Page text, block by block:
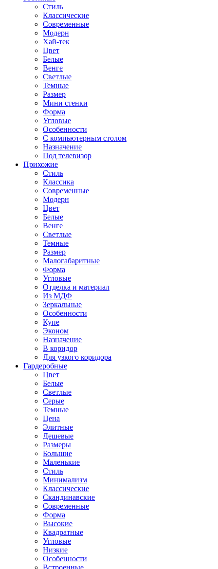
Стиль
Классические
Современные
Модерн
Хай-тек
Цвет
Белые
Венге
Светлые
Темные
Размер
Мини стенки
Форма
Угловые
Особенности
С компьютерным столом
Назначение
Под телевизор
Прихожие
Стиль
Классика
Современные
Модерн
Цвет
Белые
Венге
Светлые
Темные
Размер
Малогабаритные
Форма
Угловые
Отделка и материал
Из МДФ
Зеркальные
Особенности
Купе
Эконом
Назначение
В коридор
Для узкого коридора
Гардеробные
Цвет
Белые
Светлые
Серые
Темные
Цена
Элитные
Дешевые
Размеры
Большие
Маленькие
Стиль
Минимализм
Классические
Скандинавские
Современные
Форма
Высокие
Квадратные
Угловые
Низкие
Особенности
Встроенные